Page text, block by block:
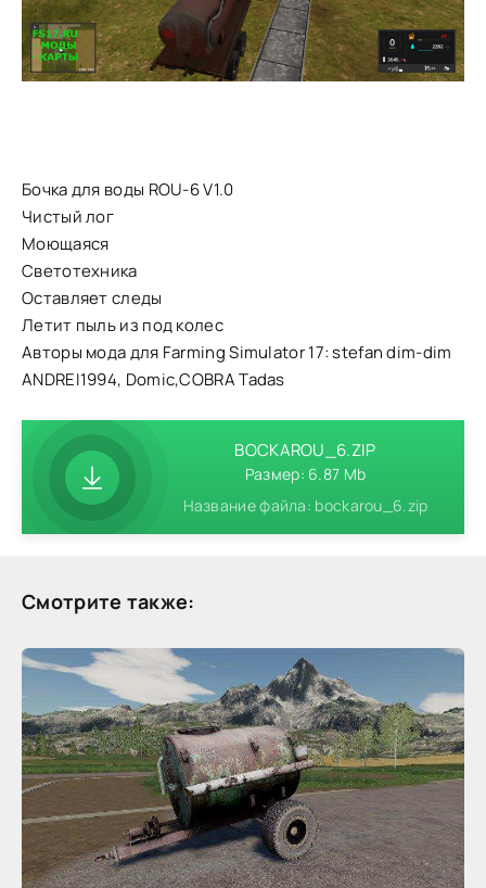
Бочка для воды ROU-6 V1.0
Чистый лог
Моющаяся
Светотехника
Оставляет следы
Летит пыль из под колес
Авторы мода для Farming Simulator 17: stefan dim-dim
ANDREI1994, Domic,COBRA Tadas
BOCKAROU_6.ZIP
Размер: 6.87 Mb
Название файла: bockarou_6.zip
Смотрите также: